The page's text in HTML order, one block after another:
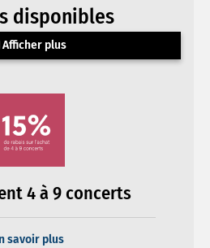
disponibles
Afficher plus
4 à 9 concerts
savoir plus